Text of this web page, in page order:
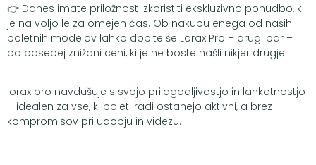
👉 Danes imate priložnost izkoristiti ekskluzivno ponudbo, ki
je na voljo le za omejen čas. Ob nakupu enega od naših
poletnih modelov lahko dobite še Lorax Pro – drugi par –
po posebej znižani ceni, ki je ne boste našli nikjer drugje.
lorax pro navdušuje s svojo prilagodljivostjo in lahkotnostjo
– idealen za vse, ki poleti radi ostanejo aktivni, a brez
kompromisov pri udobju in videzu.